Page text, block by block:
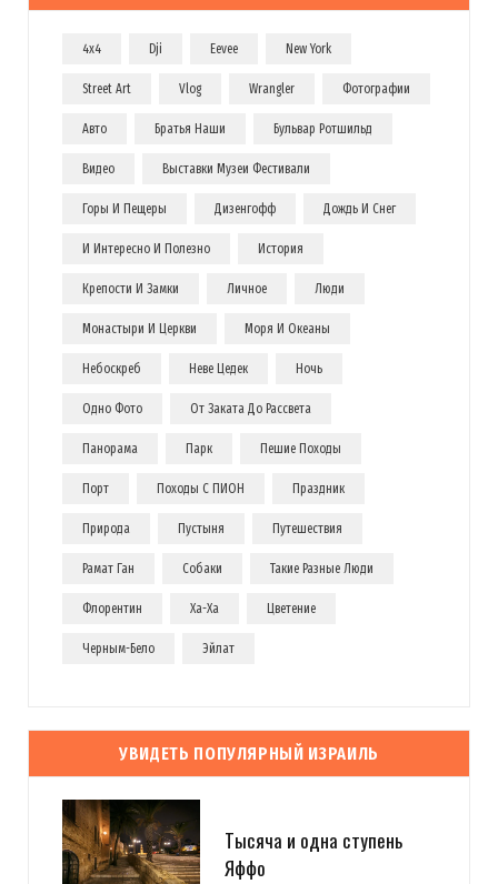
4x4 Dji Eevee New York
Street Art Vlog Wrangler Фотографии
Авто Братья Наши Бульвар Ротшильд
Видео Выставки Музеи Фестивали
Горы И Пещеры Дизенгофф Дождь И Снег
И Интересно И Полезно История
Крепости И Замки Личное Люди
Монастыри И Церкви Моря И Океаны
Небоскреб Неве Цедек Ночь
Одно Фото От Заката До Рассвета
Панорама Парк Пешие Походы
Порт Походы С ПИОН Праздник
Природа Пустыня Путешествия
Рамат Ган Собаки Такие Разные Люди
Флорентин Ха-Ха Цветение
Черным-Бело Эйлат
УВИДЕТЬ ПОПУЛЯРНЫЙ ИЗРАИЛЬ
Тысяча и одна ступень
Яффо